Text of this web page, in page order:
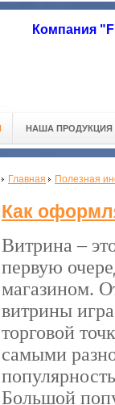
Компания
НАША ПРОДУКЦИЯ
Главная Полезная
Как
Витрина –
первую
магазином.
витрины
торговой
самыми
Большой